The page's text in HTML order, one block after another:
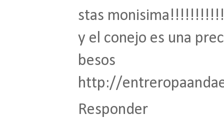
stas monisima!!!!!!!!!!!
y el conejo es una
besos
http://
Responder